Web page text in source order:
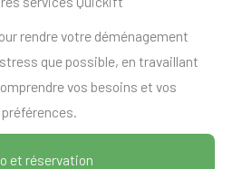
rendre votre déménagement
que possible, en travaillant
vos besoins et vos
préférences.
et réservation